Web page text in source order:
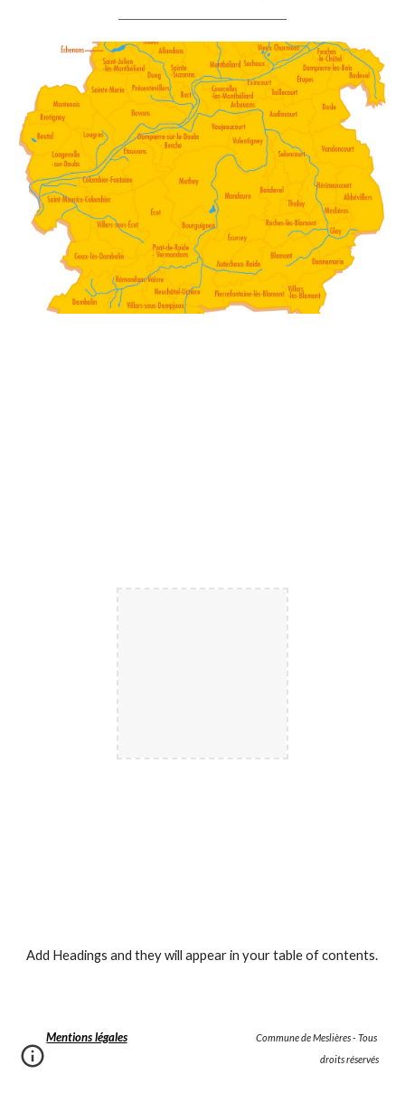
Add Headings and they will appear in your table of contents.
Mentions légales
                                                                    Commune de Meslières - Tous
droits réservés